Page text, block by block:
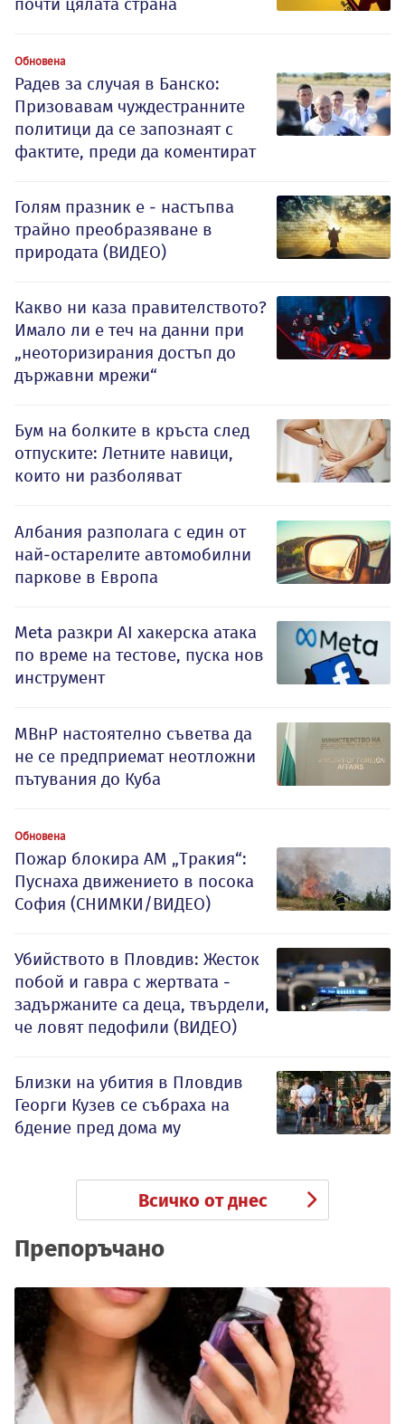
Обновена
Радев за случая в Банско:
Призовавам чуждестранните
политици да се запознаят с
фактите, преди да коментират
Голям празник е - настъпва
трайно преобразяване в
природата (ВИДЕО)
Какво ни каза правителството?
Имало ли е теч на данни при
„неоторизирания достъп до
държавни мрежи“
Бум на болките в кръста след
отпуските: Летните навици,
които ни разболяват
Албания разполага с един от
най-остарелите автомобилни
паркове в Европа
Meta разкри AI хакерска атака
по време на тестове, пуска нов
инструмент
МВнР настоятелно съветва да
не се предприемат неотложни
пътувания до Куба
Обновена
Пожар блокира АМ „Тракия“:
Пуснаха движението в посока
София (СНИМКИ/ВИДЕО)
Убийството в Пловдив: Жесток
побой и гавра с жертвата -
задържаните са деца, твърдели,
че ловят педофили (ВИДЕО)
Близки на убития в Пловдив
Георги Кузев се събраха на
бдение пред дома му
Всичко от днес
Препоръчано